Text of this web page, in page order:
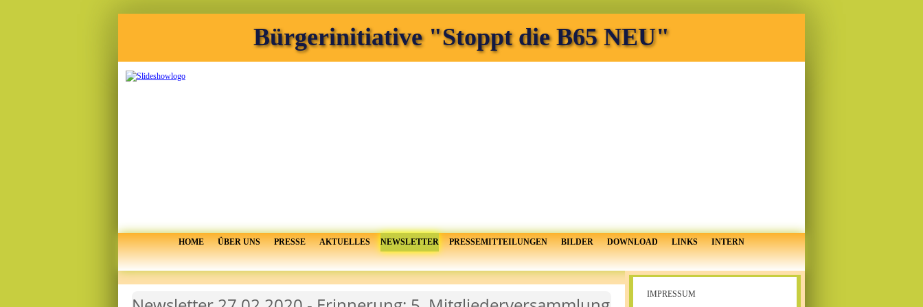
Bürgerinitiative "Stoppt die B65 NEU"
HOME ÜBER UNS PRESSE AKTUELLES NEWSLETTER PRESSEMITTEILUNGEN BILDER DOWNLOAD LINKS INTERN
IMPRESSUM